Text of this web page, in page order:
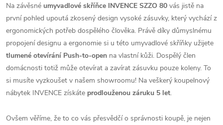
Na závěsné umyvadlové skříňce INVENCE SZZO 80 vás jistě na
první pohled upoutá zkosený design vysoké zásuvky, který vychází z
ergonomických potřeb dospělého člověka. Právě díky důmyslnému
propojení designu a ergonomie si u této umyvadlové skříňky užijete
tlumené otevírání Push-to-open na vlastní kůži. Dospělý člen
domácnosti totiž může otevírat a zavírat zásuvku pouze koleny. To
si musíte vyzkoušet v našem showroomu! Na veškerý koupelnový
nábytek INVENCE získáte prodlouženou záruku 5 let.
Ovšem věříme, že to co vás přesvědčí o správnosti koupě, je nejen